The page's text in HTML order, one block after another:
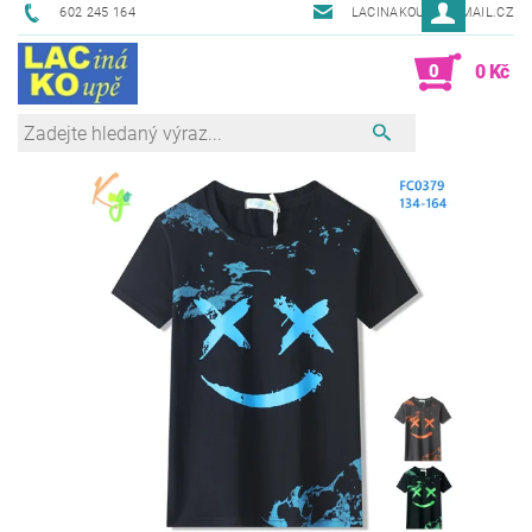
602 245 164 LACINAKOUPE@EMAIL.CZ
0 0 Kč